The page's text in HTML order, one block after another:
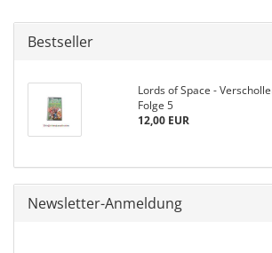
Bestseller
Lords of Space -
Folge 5
12,00 EUR
Newsletter-Anmeldung